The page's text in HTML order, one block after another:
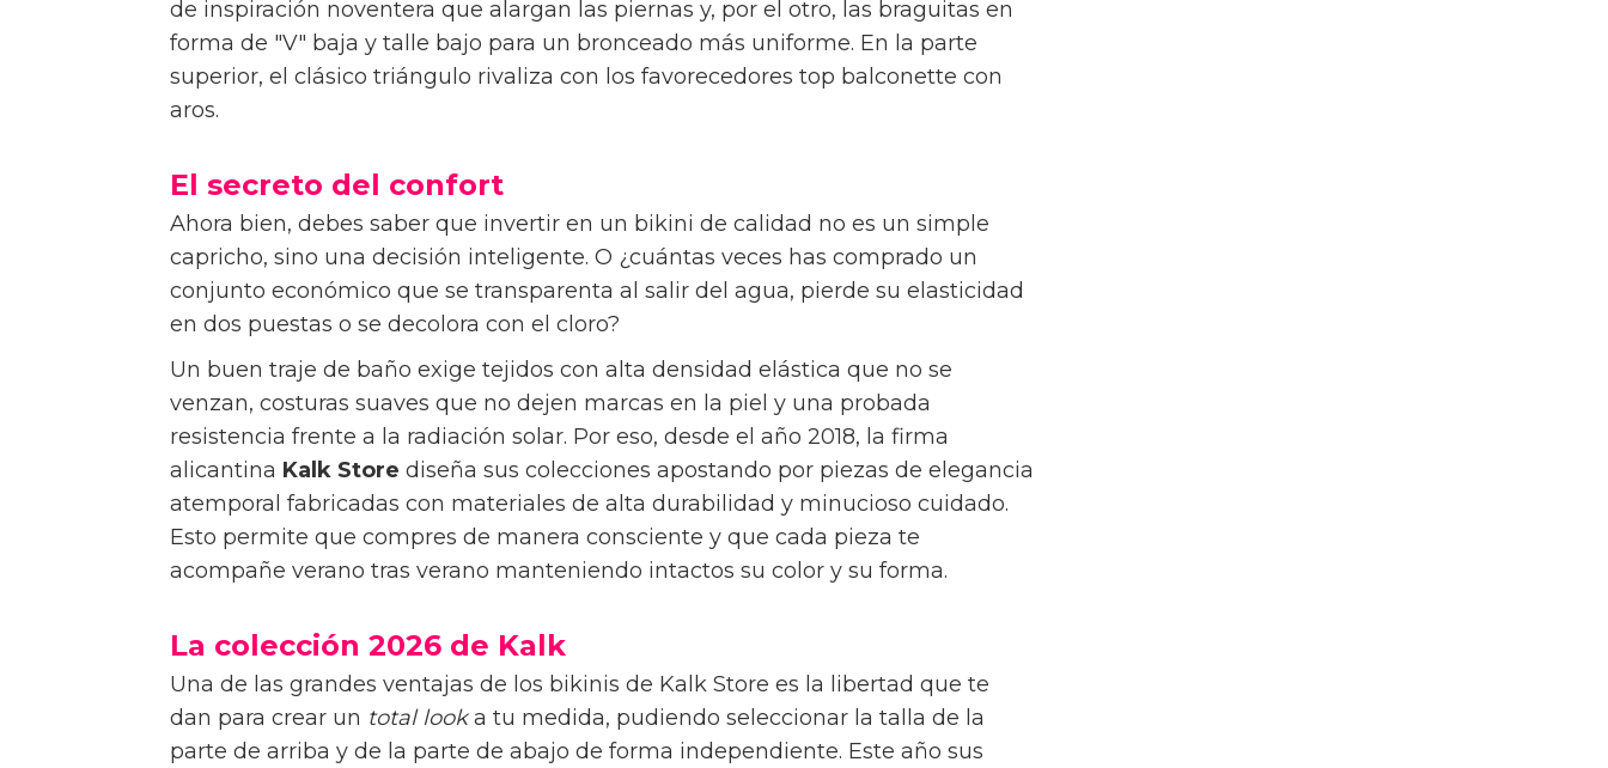
de inspiración noventera que alargan las piernas y, por el otro, las braguitas en
forma de "V" baja y talle bajo para un bronceado más uniforme. En la parte
superior, el clásico triángulo rivaliza con los favorecedores top balconette con
aros.
El secreto del confort
Ahora bien, debes saber que invertir en un bikini de calidad no es un simple
capricho, sino una decisión inteligente. O ¿cuántas veces has comprado un
conjunto económico que se transparenta al salir del agua, pierde su elasticidad
en dos puestas o se decolora con el cloro?
Un buen traje de baño exige tejidos con alta densidad elástica que no se
venzan, costuras suaves que no dejen marcas en la piel y una probada
resistencia frente a la radiación solar. Por eso, desde el año 2018, la firma
alicantina Kalk Store diseña sus colecciones apostando por piezas de elegancia
atemporal fabricadas con materiales de alta durabilidad y minucioso cuidado.
Esto permite que compres de manera consciente y que cada pieza te
acompañe verano tras verano manteniendo intactos su color y su forma.
La colección 2026 de Kalk
Una de las grandes ventajas de los bikinis de Kalk Store es la libertad que te
dan para crear un total looka tu medida, pudiendo seleccionar la talla de la
parte de arriba y de la parte de abajo de forma independiente. Este año sus